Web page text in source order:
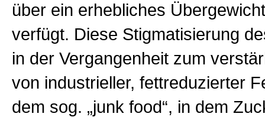
über ein erhebliches
verfügt. Diese Stigmatisierung
in der Vergangenheit zum
von industrieller, fettreduzierter
dem sog. „junk food“, in dem